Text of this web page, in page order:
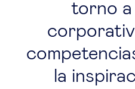
torno a
la